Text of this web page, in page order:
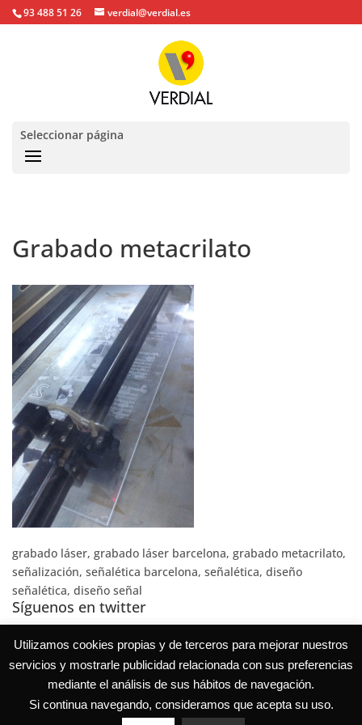
93 488 51 26 verdial@verdial.es
Seleccionar página
Grabado metacrilato
grabado láser, grabado láser barcelona, grabado metacrilato,
señalización, señalética barcelona, señalética, diseño
señalética, diseño señal
Síguenos en twitter
Utilizamos cookies propias y de terceros para mejorar nuestros
servicios y mostrarle publicidad relacionada con sus preferencias
mediante el análisis de sus hábitos de navegación.
Si continua navegando, consideramos que acepta su uso.